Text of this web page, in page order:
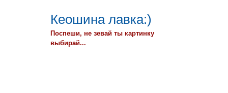
Кеошина лавка:)
Поспеши, не зевай ты картинку
выбирай...